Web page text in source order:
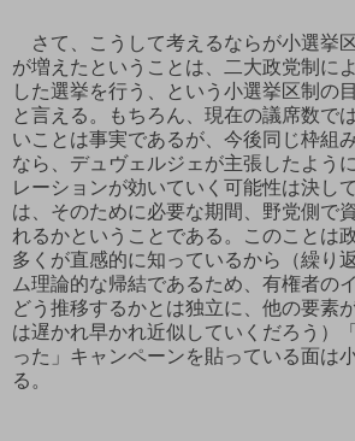
さて、こうして考えるならが小選挙
が増えたということは、二大政党制に
した選挙を行う、という小選挙区制の
と言える。もちろん、現在の議席数で
いことは事実であるが、今後同じ枠組
なら、デュヴェルジェが主張したよう
レーションが効いていく可能性は決し
は、そのために必要な期間、野党側で
れるかということである。このことは
多くが直感的に知っているから（繰り
ム理論的な帰結であるため、有権者の
どう推移するかとは独立に、他の要素
は遅かれ早かれ近似していくだろう）
った」キャンペーンを貼っている面は
る。